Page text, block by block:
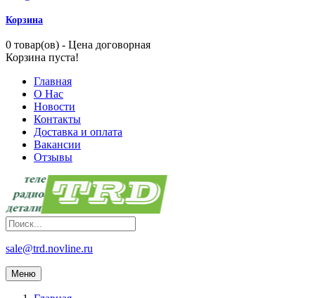
Корзина
0 товар(ов) - Цена договорная
Корзина пуста!
Главная
О Нас
Новости
Контакты
Доставка и оплата
Вакансии
Отзывы
sale@trd.novline.ru
Меню